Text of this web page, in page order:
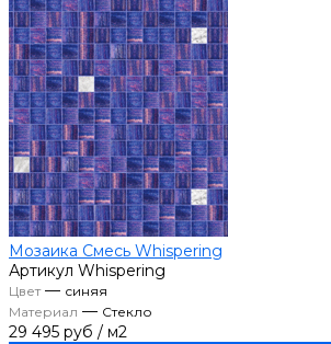
Мозаика Смесь Whispering
Артикул Whispering
Цвет— синяя
Материал — Стекло
29 495 руб / м2